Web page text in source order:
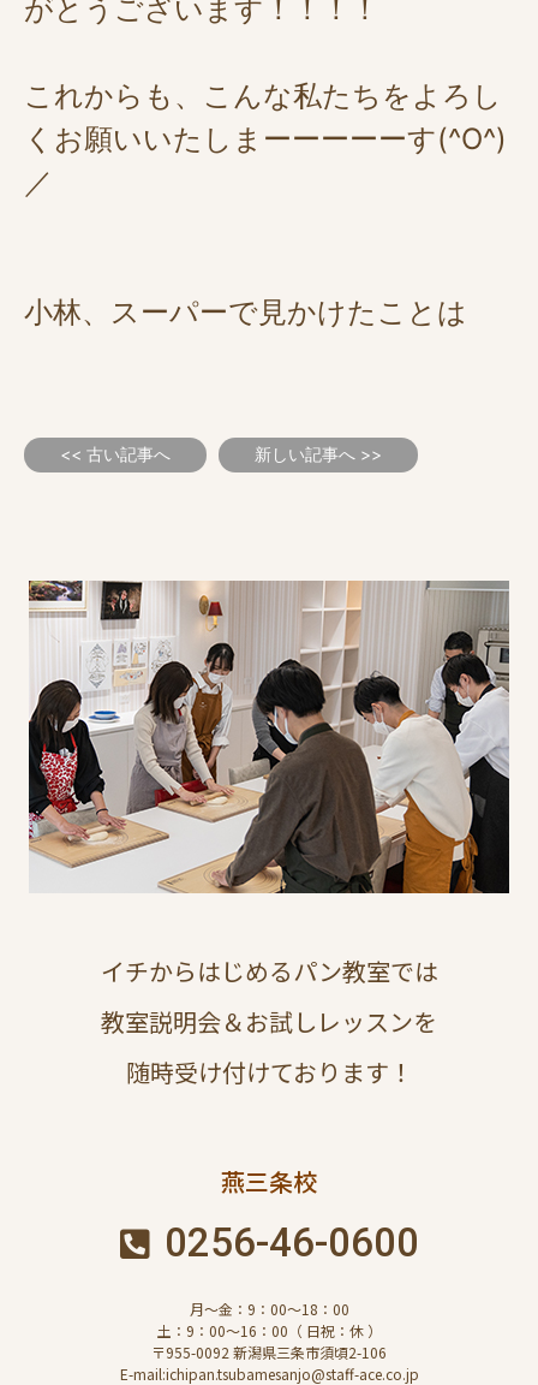
がとうございます！！！！
これからも、こんな私たちをよろし
くお願いいたしまーーーーーす(^O^)
／
小林、スーパーで見かけたことは
<< 古い記事へ 新しい記事へ >>
イチからはじめるパン教室では
教室説明会＆お試しレッスンを
随時受け付けております！
燕三条校
0256-46-0600
月～金：9：00～18：00
土：9：00～16：00（ 日祝：休 ）
〒955-0092 新潟県三条市須頃2-106
E-mail:ichipan.tsubamesanjo@staff-ace.co.jp